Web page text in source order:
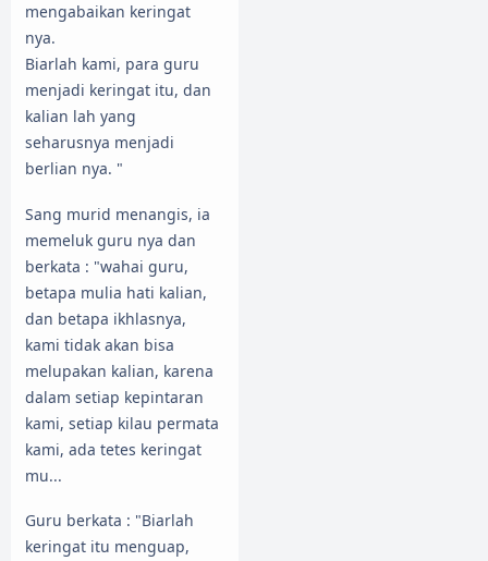
mengabaikan keringat
nya.
Biarlah kami, para guru
menjadi keringat itu, dan
kalian lah yang
seharusnya menjadi
berlian nya. "
Sang murid menangis, ia
memeluk guru nya dan
berkata : "wahai guru,
betapa mulia hati kalian,
dan betapa ikhlasnya,
kami tidak akan bisa
melupakan kalian, karena
dalam setiap kepintaran
kami, setiap kilau permata
kami, ada tetes keringat
mu...
Guru berkata : "Biarlah
keringat itu menguap,